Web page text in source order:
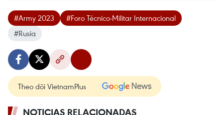
#Army 2023
#Foro Técnico-Militar Internacional
#Rusia
Theo dõi VietnamPlus
NOTICIAS RELACIONADAS